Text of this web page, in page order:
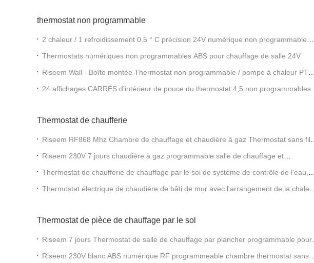
thermostat non programmable
2 chaleur / 1 refroidissement 0,5 ° C précision 24V numérique non programmable
Thermostats numériques non programmables ABS pour chauffage de salle 24V
Riseem Wall - Boîte montée Thermostat non programmable / pompe à chaleur PTAC
24 affichages CARRÉS d'intérieur de pouce du thermostat 4,5 non programmables
Thermostat de chaufferie
Riseem RF868 Mhz Chambre de chauffage et chaudière à gaz Thermostat sans fil
Riseem 230V 7 jours chaudière à gaz programmable salle de chauffage et
Thermostat de chaufferie de chauffage par le sol de système de contrôle de l'eau,
Thermostat électrique de chaudière de bâti de mur avec l'arrangement de la chaleur
Thermostat de pièce de chauffage par le sol
Riseem 7 jours Thermostat de salle de chauffage par plancher programmable pour
Riseem 230V blanc ABS numérique RF programmeable chambre thermostat sans fil